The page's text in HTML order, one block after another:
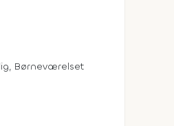
Børneværelset